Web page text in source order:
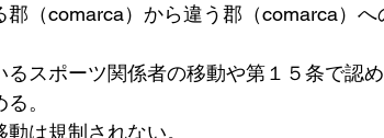
（comarca）から違う郡（comarca）
るスポーツ関係者の移動や第１５条で認
。
は規制されない。